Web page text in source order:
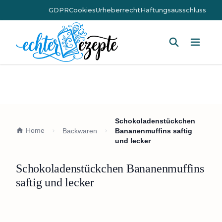
GDPRCookiesUrheberrechtHaftungsausschluss
Home Backwaren
Schokoladenstückchen
Bananenmuffins saftig
und lecker
Schokoladenstückchen Bananenmuffins
saftig und lecker